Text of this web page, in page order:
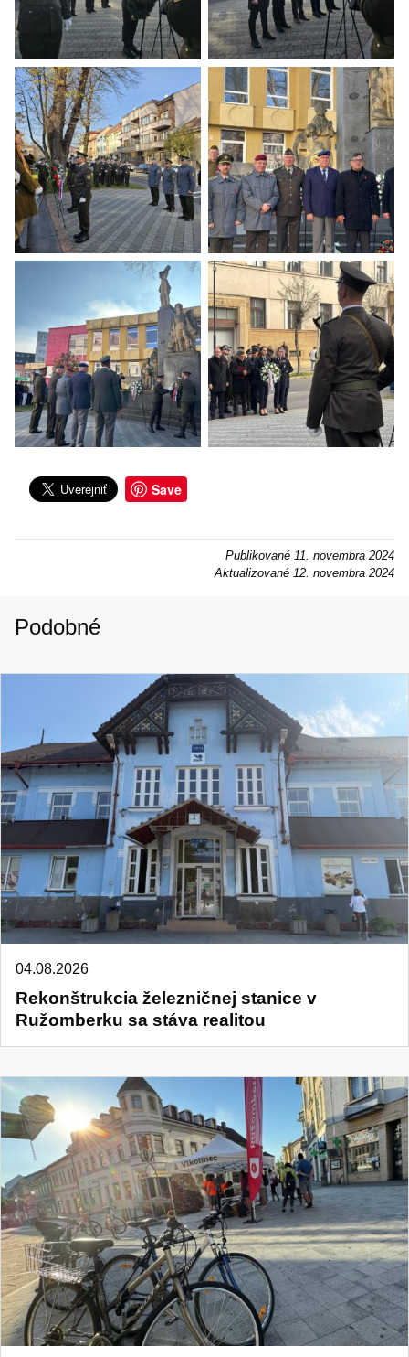
Save
Publikované 11. novembra 2024
Aktualizované 12. novembra 2024
Podobné
Rekonštrukcia železničnej stanice v
Ružomberku sa stáva realitou
04.08.2026